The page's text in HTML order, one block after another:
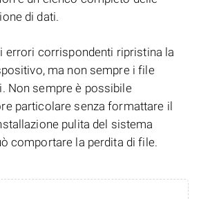
di dati.
errori corrispondenti ripristina la
ma non sempre i file
Non sempre è possibile
particolare senza formattare il
pulita del sistema
comportare la perdita di file.